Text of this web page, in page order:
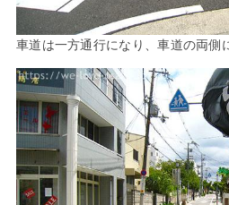
車道は一方通行になり、車道の両側